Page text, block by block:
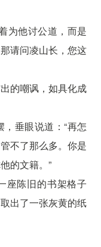
为他讨公道，而是
请问凌山长，您这
的嘲讽，如具化成
垂眼说道：“再怎
不了那么多。你是
的文籍。”
座陈旧的书架格子
出了一张灰黄的纸